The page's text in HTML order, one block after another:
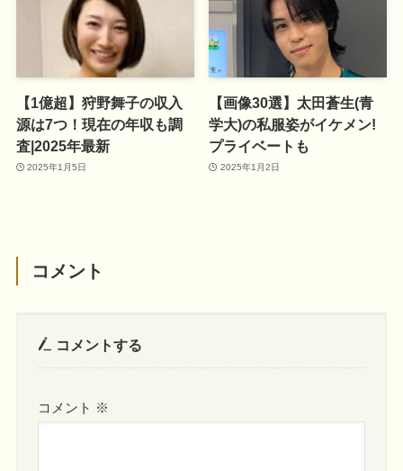
【1億超】狩野舞子の収入
源は7つ！現在の年収も調
査|2025年最新
2025年1月5日
【画像30選】太田蒼生(青
学大)の私服姿がイケメン!
プライベートも
2025年1月2日
コメント
コメントする
コメント ※